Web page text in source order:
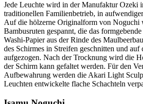
Jede Leuchte wird in der Manufaktur Ozeki
traditionellen Familienbetrieb, in
Auf die hölzerne Originalform von Noguchi
Bambusruten gespannt, die das
Washi-Papier aus der Rinde des
des Schirmes in Streifen geschnitten und auf
aufgezogen. Nach der Trocknung wird die
der Schirm kann gefaltet werden. Für den
Aufbewahrung werden die Akari Light
Leuchten entwickelte flache Schachteln